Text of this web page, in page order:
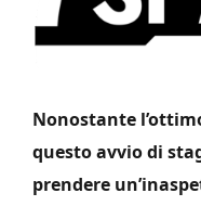
Nonostante
questo avvio di
prendere